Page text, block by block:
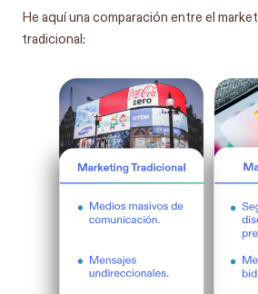
He aquí una comparación entre el
tradicional: